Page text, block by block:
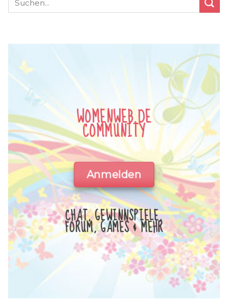
WOMENWEB.DE
COMMUNITY
Anmelden
CHAT, GEWINNSPIELE,
FORUM, GAMES & MEHR